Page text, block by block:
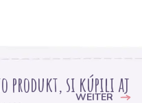
produkt, si kúpili aj
WEITER